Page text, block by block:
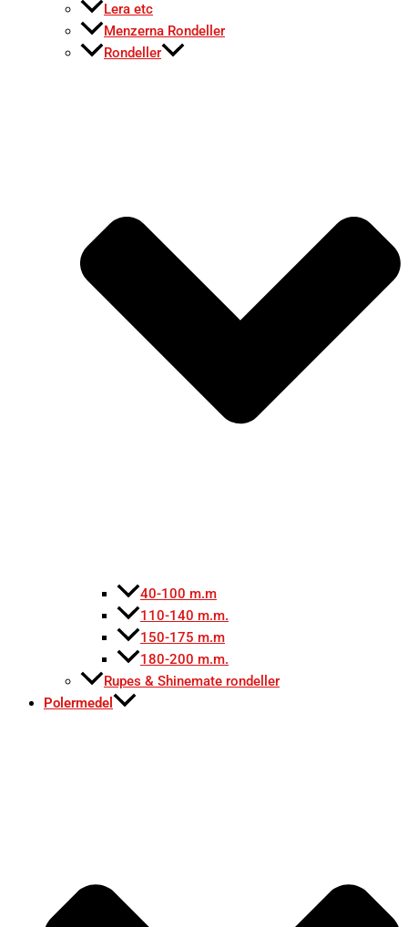
Lera etc
Menzerna Rondeller
Rondeller
40-100 m.m
110-140 m.m.
150-175 m.m
180-200 m.m.
Rupes & Shinemate rondeller
Polermedel